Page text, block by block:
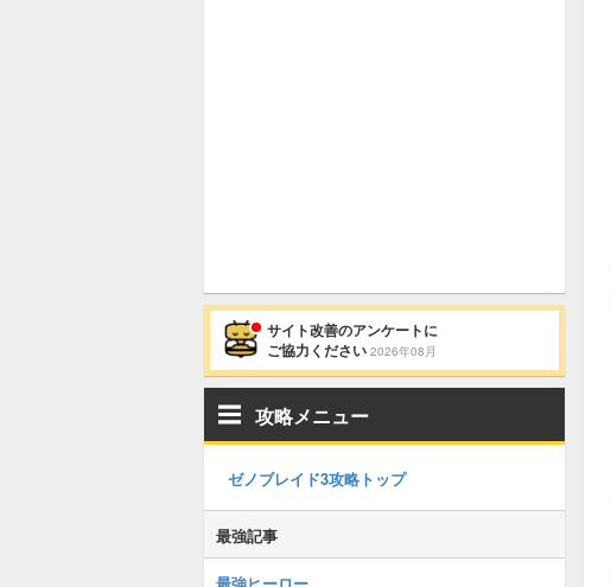
サイト改善のアンケートに
ご協力ください 2026年08月
攻略メニュー
ゼノブレイド3攻略トップ
最強記事